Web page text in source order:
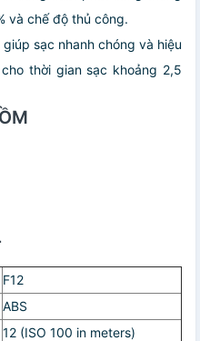
và chế độ thủ công.
sạc nhanh chóng và hiệu
thời gian sạc khoảng 2,5
F12
ABS
12 (ISO 100 in meters)